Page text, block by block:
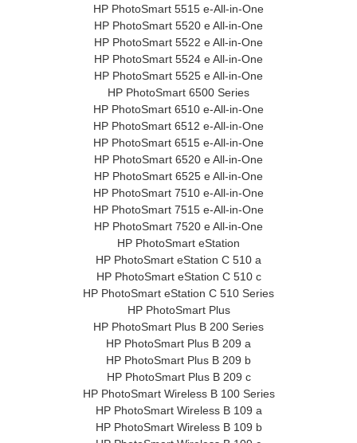
HP PhotoSmart 5515 e-All-in-One
HP PhotoSmart 5520 e All-in-One
HP PhotoSmart 5522 e All-in-One
HP PhotoSmart 5524 e All-in-One
HP PhotoSmart 5525 e All-in-One
HP PhotoSmart 6500 Series
HP PhotoSmart 6510 e-All-in-One
HP PhotoSmart 6512 e-All-in-One
HP PhotoSmart 6515 e-All-in-One
HP PhotoSmart 6520 e All-in-One
HP PhotoSmart 6525 e All-in-One
HP PhotoSmart 7510 e-All-in-One
HP PhotoSmart 7515 e-All-in-One
HP PhotoSmart 7520 e All-in-One
HP PhotoSmart eStation
HP PhotoSmart eStation C 510 a
HP PhotoSmart eStation C 510 c
HP PhotoSmart eStation C 510 Series
HP PhotoSmart Plus
HP PhotoSmart Plus B 200 Series
HP PhotoSmart Plus B 209 a
HP PhotoSmart Plus B 209 b
HP PhotoSmart Plus B 209 c
HP PhotoSmart Wireless B 100 Series
HP PhotoSmart Wireless B 109 a
HP PhotoSmart Wireless B 109 b